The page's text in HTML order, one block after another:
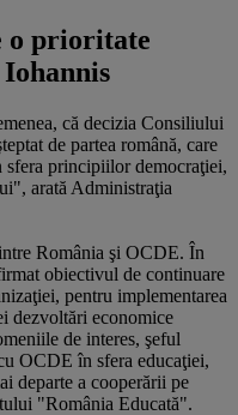
o prioritate
că decizia Consiliului
de partea română, care
sfera principiilor democraţiei,
arată Administraţia
România şi OCDE. În
obiectivul de continuare
pentru implementarea
dezvoltări economice
de interes, şeful
OCDE în sfera educaţiei,
departe a cooperării pe
"România Educată".